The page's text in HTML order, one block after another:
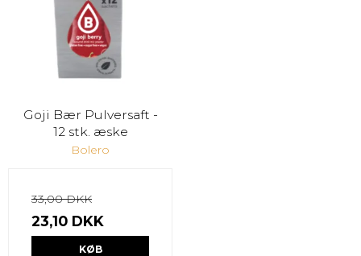
Goji Bær Pulversaft -
12 stk. æske
Bolero
33,00 DKK
23,10 DKK
KØB